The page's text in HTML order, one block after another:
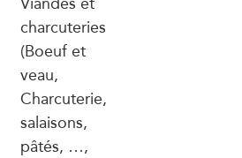
charcuteries
(Boeuf et
veau,
Charcuterie,
salaisons,
pâtés, …,